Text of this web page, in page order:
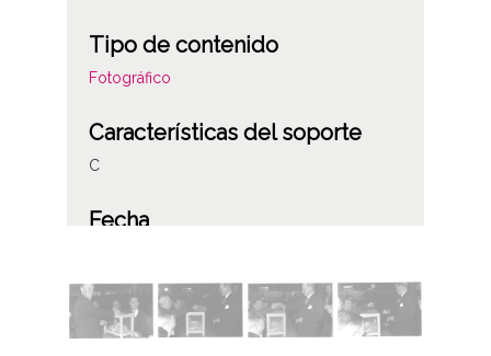
Tipo de contenido
Fotográfico
Características del soporte
C
Fecha
19610222
1961, febrero, 6 a 1961, febrero, 22